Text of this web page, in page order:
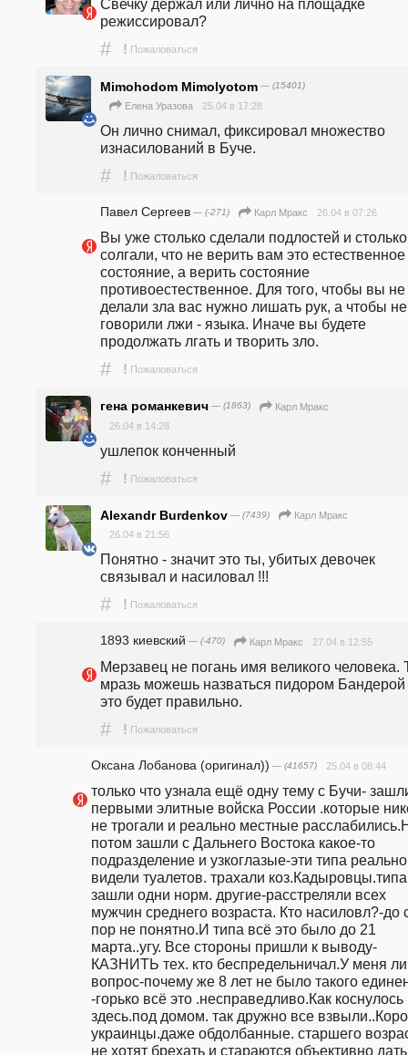
Свечку держал или лично на площадке
режиссировал?
# ! Пожаловаться
Mimohodom Mimolyotom — (15401)
Елена Уразова 25.04 в 17:28
Он лично снимал, фиксировал множество
изнасилований в Буче.
# ! Пожаловаться
Павел Сергеев — (-271) Карл Мракс 26.04 в 07:26
Вы уже столько сделали подлостей и
солгали, что не верить вам это естественное
состояние, а верить состояние
противоестественное. Для того, чтобы вы не
делали зла вас нужно лишать рук, а чтобы не
говорили лжи - языка. Иначе вы будете
продолжать лгать и творить зло.
# ! Пожаловаться
гена романкевич — (1863)
Карл Мракс
26.04 в 14:28
ушлепок конченный
# ! Пожаловаться
Alexandr Burdenkov — (7439)
Карл Мракс
26.04 в 21:56
Понятно - значит это ты, убитых девочек
связывал и насиловал !!!
# ! Пожаловаться
1893 киевский — (-470) Карл Мракс 27.04 в 12:55
Мерзавец не погань имя великого человека.
мразь можешь назваться пидором Бандерой
это будет правильно.
# ! Пожаловаться
Оксана Лобанова (оригинал)) — (41657) 25.04 в 08:44
только что узнала ещё одну тему с Бучи-
первыми элитные войска России .которые
не трогали и реально местные
потом зашли с Дальнего Востока какое-то
подразделение и узкоглазые-эти типа
видели туалетов. трахали коз.Кадыровцы.типа
зашли одни норм. другие-расстреляли всех
мужчин среднего возраста. Кто насиловл?-до
пор не понятно.И типа всё это было до 21
марта..угу. Все стороны пришли к выводу-
КАЗНИТЬ тех. кто беспредельничал.У меня
вопрос-почему же 8 лет не было такого
-горько всё это .несправедливо.Как коснулось
здесь.под домом. так дружно все
украинцы.даже обдолбанные. старшего
не хотят брехать и стараются объективно дать